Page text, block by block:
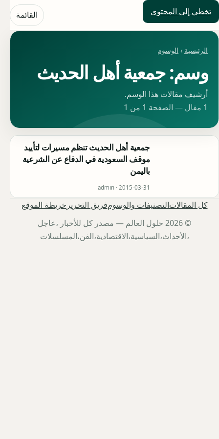
تخطي إلى المحتوى
حلول العالم القائمة
الرئيسية › الوسوم
وسم: جمعية أهل الحديث
أرشيف مقالات هذا الوسم.
1 مقال — الصفحة 1 من 1
جمعية أهل الحديث تنظم مسيرات لتأييد
موقف السعودية في الدفاع عن الشرعية
باليمن
admin · 2015-03-31
كل المقالاتالتصنيفات والوسومفريق التحرير خريطة الموقع
© 2026 حلول العالم — مصدر كل للأخبار ،عاجل
،الأحداث،السياسية،الاقتصادية،الفن،المسلسلات